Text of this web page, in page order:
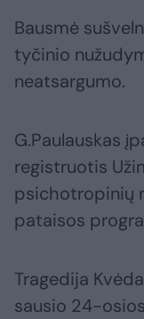
Bausmė
tyčinio
neatsargumo.
G.Paulauskas
registruotis
psichotropinių
pataisos
Tragedija
sausio 24-